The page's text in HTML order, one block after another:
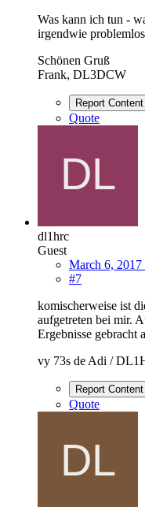
Was kann ich tun -
irgendwie
Schönen Gruß
Frank, DL3DCW
Report Content
Quote
dl1hrc
Guest
March 6,
#7
komischerweise ist
aufgetreten bei mir.
Ergebnisse gebracht
vy 73s de Adi /
Report Content
Quote